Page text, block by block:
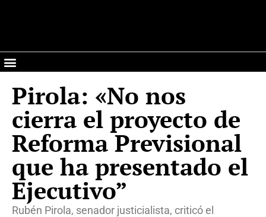
Pirola: «No nos
cierra el proyecto de
Reforma Previsional
que ha presentado el
Ejecutivo”
Rubén Pirola, senador justicialista, criticó el